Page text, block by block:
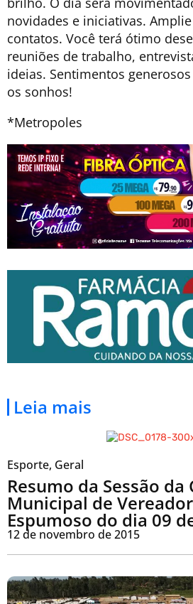
novidades e iniciativas.
contatos. Você terá ótimo
reuniões de trabalho,
ideias. Sentimentos
os sonhos!
*Metropoles
Leia mais
Esporte, Geral
Resumo da Sessão da
Municipal de
Espumoso do dia 09
12 de novembro de 2015